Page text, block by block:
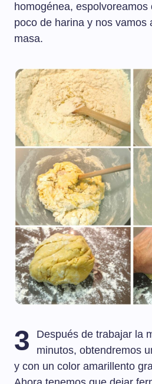
homogénea, espolvoreamos
poco de harina y nos vamos
masa.
3
Después de trabajar la
minutos, obtendremos
y con un color amarillento